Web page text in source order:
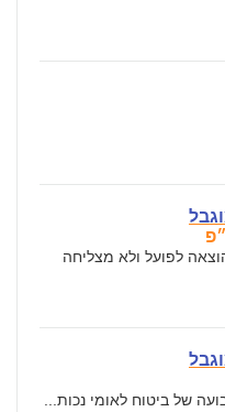
לפועל ולא מצליחה
של ביטוח לאומי נכות...